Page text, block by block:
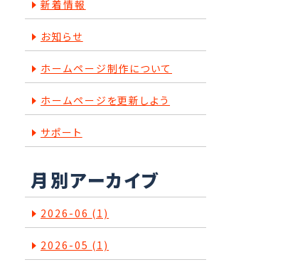
新着情報
お知らせ
ホームページ制作について
ホームページを更新しよう
サポート
月別アーカイブ
2026-06 (1)
2026-05 (1)